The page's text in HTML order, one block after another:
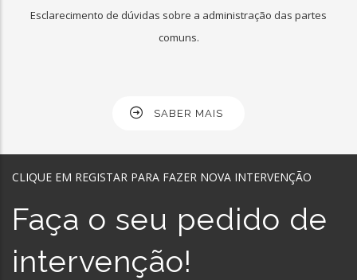
Esclarecimento de dúvidas sobre a administração das partes
comuns.
SABER MAIS
CLIQUE EM REGISTAR PARA FAZER NOVA INTERVENÇÃO
Faça o seu pedido de
intervenção!